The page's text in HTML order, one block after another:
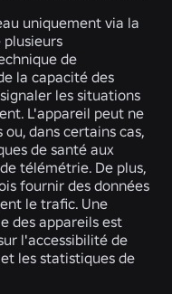
uniquement via la
de
la capacité des
les situations
L'appareil peut ne
dans certains cas,
de santé aux
télémétrie. De plus,
fournir des données
le trafic. Une
des appareils est
l'accessibilité de
les statistiques de